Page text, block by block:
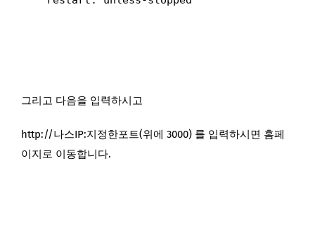
그리고 다음을 입력하시고
http://나스IP:지정한포트(위에 3000) 를 입력하시면 홈페
이지로 이동합니다.